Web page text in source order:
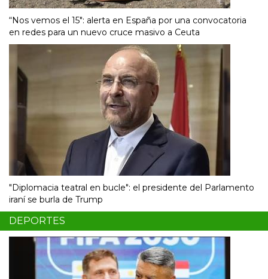
“Nos vemos el 15″: alerta en España por una convocatoria
en redes para un nuevo cruce masivo a Ceuta
"Diplomacia teatral en bucle": el presidente del Parlamento
iraní se burla de Trump
DEPORTES